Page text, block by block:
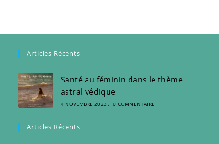
Articles Récents
Santé au féminin dans le thème
astral védique
4 NOVEMBRE 2023 / 0 COMMENTAIRE
Articles Récents